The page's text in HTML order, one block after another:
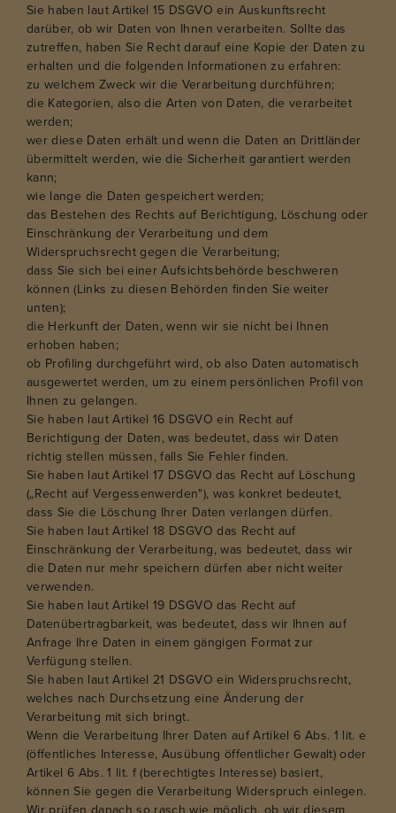
Sie haben laut Artikel 15 DSGVO ein Auskunftsrecht
darüber, ob wir Daten von Ihnen verarbeiten. Sollte das
zutreffen, haben Sie Recht darauf eine Kopie der Daten zu
erhalten und die folgenden Informationen zu erfahren:
zu welchem Zweck wir die Verarbeitung durchführen;
die Kategorien, also die Arten von Daten, die verarbeitet
werden;
wer diese Daten erhält und wenn die Daten an Drittländer
übermittelt werden, wie die Sicherheit garantiert werden
kann;
wie lange die Daten gespeichert werden;
das Bestehen des Rechts auf Berichtigung, Löschung oder
Einschränkung der Verarbeitung und dem
Widerspruchsrecht gegen die Verarbeitung;
dass Sie sich bei einer Aufsichtsbehörde beschweren
können (Links zu diesen Behörden finden Sie weiter
unten);
die Herkunft der Daten, wenn wir sie nicht bei Ihnen
erhoben haben;
ob Profiling durchgeführt wird, ob also Daten automatisch
ausgewertet werden, um zu einem persönlichen Profil von
Ihnen zu gelangen.
Sie haben laut Artikel 16 DSGVO ein Recht auf
Berichtigung der Daten, was bedeutet, dass wir Daten
richtig stellen müssen, falls Sie Fehler finden.
Sie haben laut Artikel 17 DSGVO das Recht auf Löschung
(„Recht auf Vergessenwerden"), was konkret bedeutet,
dass Sie die Löschung Ihrer Daten verlangen dürfen.
Sie haben laut Artikel 18 DSGVO das Recht auf
Einschränkung der Verarbeitung, was bedeutet, dass wir
die Daten nur mehr speichern dürfen aber nicht weiter
verwenden.
Sie haben laut Artikel 19 DSGVO das Recht auf
Datenübertragbarkeit, was bedeutet, dass wir Ihnen auf
Anfrage Ihre Daten in einem gängigen Format zur
Verfügung stellen.
Sie haben laut Artikel 21 DSGVO ein Widerspruchsrecht,
welches nach Durchsetzung eine Änderung der
Verarbeitung mit sich bringt.
Wenn die Verarbeitung Ihrer Daten auf Artikel 6 Abs. 1 lit. e
(öffentliches Interesse, Ausübung öffentlicher Gewalt) oder
Artikel 6 Abs. 1 lit. f (berechtigtes Interesse) basiert,
können Sie gegen die Verarbeitung Widerspruch einlegen.